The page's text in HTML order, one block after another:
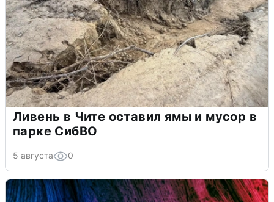
Ливень в Чите оставил ямы и мусор в
парке СибВО
5 августа 0